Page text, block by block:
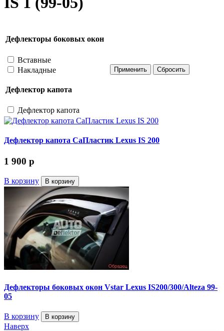
Дефлекторы боковых окон
Вставные
Накладные
Дефлектор капота
Дефлектор капота
Дефлектор капота СаПластик Lexus IS 200
1 900 p
В корзину В корзину
Дефлекторы боковых окон Vstar Lexus IS200/300/Alteza 99-
05
В корзину В корзину
Наверх